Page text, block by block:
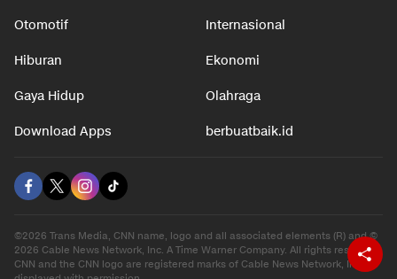
Otomotif Internasional
Hiburan Ekonomi
Gaya Hidup Olahraga
Download Apps berbuatbaik.id
©2026 Trans Media, CNN name, logo and all associated elements (R) and ©
2026 Cable News Network, Inc. A Time Warner Company. All rights reserved.
CNN and the CNN logo are registered marks of Cable News Network, Inc.,